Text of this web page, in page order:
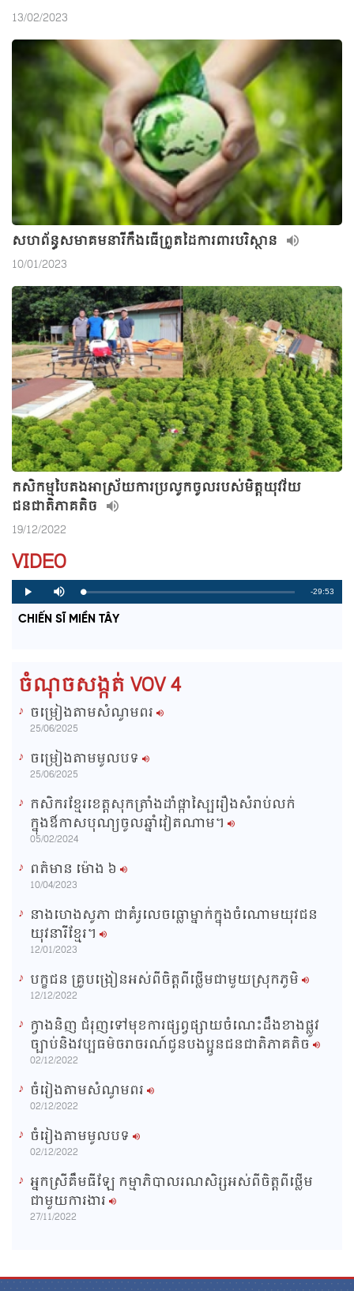
13/02/2023
សហព័ន្ធសមាគមនារីកឹងធើព្រួតដៃការពារបរិស្ថាន
10/01/2023
កសិកម្មបៃតងអាស្រ័យការប្រលូកចូលរបស់មិត្តយុវវ័យ
ជនជាតិភាគតិច
19/12/2022
VIDEO
P
l
y
M
u
e
L
o
a
d
P
r
o
g
R
-29:53
CHIẾN SĨ MIỀN TÂY
ចំណុចសង្កត់ VOV 4
ចម្រៀងតាមសំណូមពរ
25/06/2025
ចម្រៀងតាមមូលបទ
25/06/2025
កសិករខ្មែរខេត្តសុកត្រាំងដាំផ្កាស្បៃរឿងសំរាប់លក់
ក្នុងឳកាសបុណ្យចូលឆ្នាំវៀតណាម។
05/02/2024
ពត៌មាន ម៉ោង​ ៦
10/04/2023
នាងហេងសូភា ជាគំរូលេចធ្លោម្នាក់ក្នុងចំណោមយុវជន
យុវនារីខ្មែរ។
12/01/2023
បក្ខជន គ្រូបង្រៀនអស់ពីចិត្តពីថ្លើមជាមួយស្រុកភូមិ
12/12/2022
ក្វាងនិញ ជំរុញទៅមុខការផ្សព្វផ្សាយចំណេះដឹងខាងផ្លូវ
ច្បាប់និងវប្បធម៌ចរាចរណ៍ជូនបងប្អូនជនជាតិភាគតិច
02/12/2022
ចំរៀងតាមសំណូមពរ
02/12/2022
ចំរៀងតាមមូលបទ
02/12/2022
អ្នកស្រីគឹមធីឡែ កម្មាភិបាលរណសិរ្សអស់ពីចិត្តពីថ្លើម
ជាមួយការងារ
27/11/2022